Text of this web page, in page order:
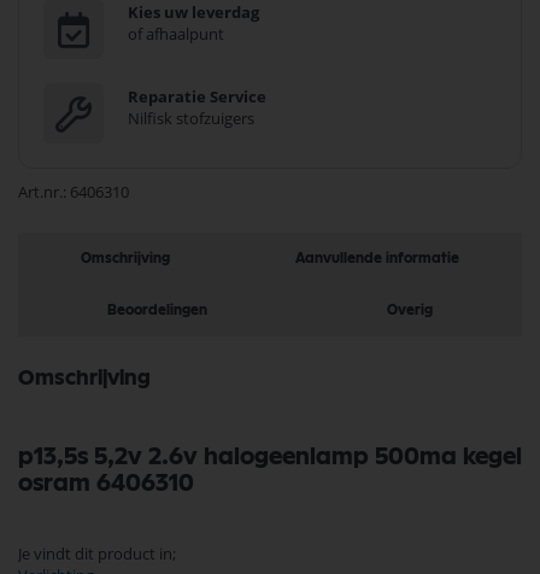
Kies uw leverdag
of afhaalpunt
Reparatie Service
Nilfisk stofzuigers
Art.nr. 6406310
Omschrijving Aanvullende informatie
Beoordelingen Overig
Omschrijving
p13,5s 5,2v 2.6v halogeenlamp 500ma kegel
osram 6406310
Je vindt dit product in;